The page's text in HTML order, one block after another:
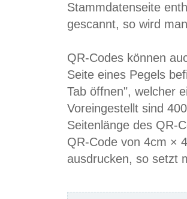
Stammdatenseite
gescannt, so wird
QR-Codes können
Seite eines Pegels
Tab öffnen", welcher
Voreingestellt sind
Seitenlänge des QR-
QR-Code von 4cm ×
ausdrucken, so setzt